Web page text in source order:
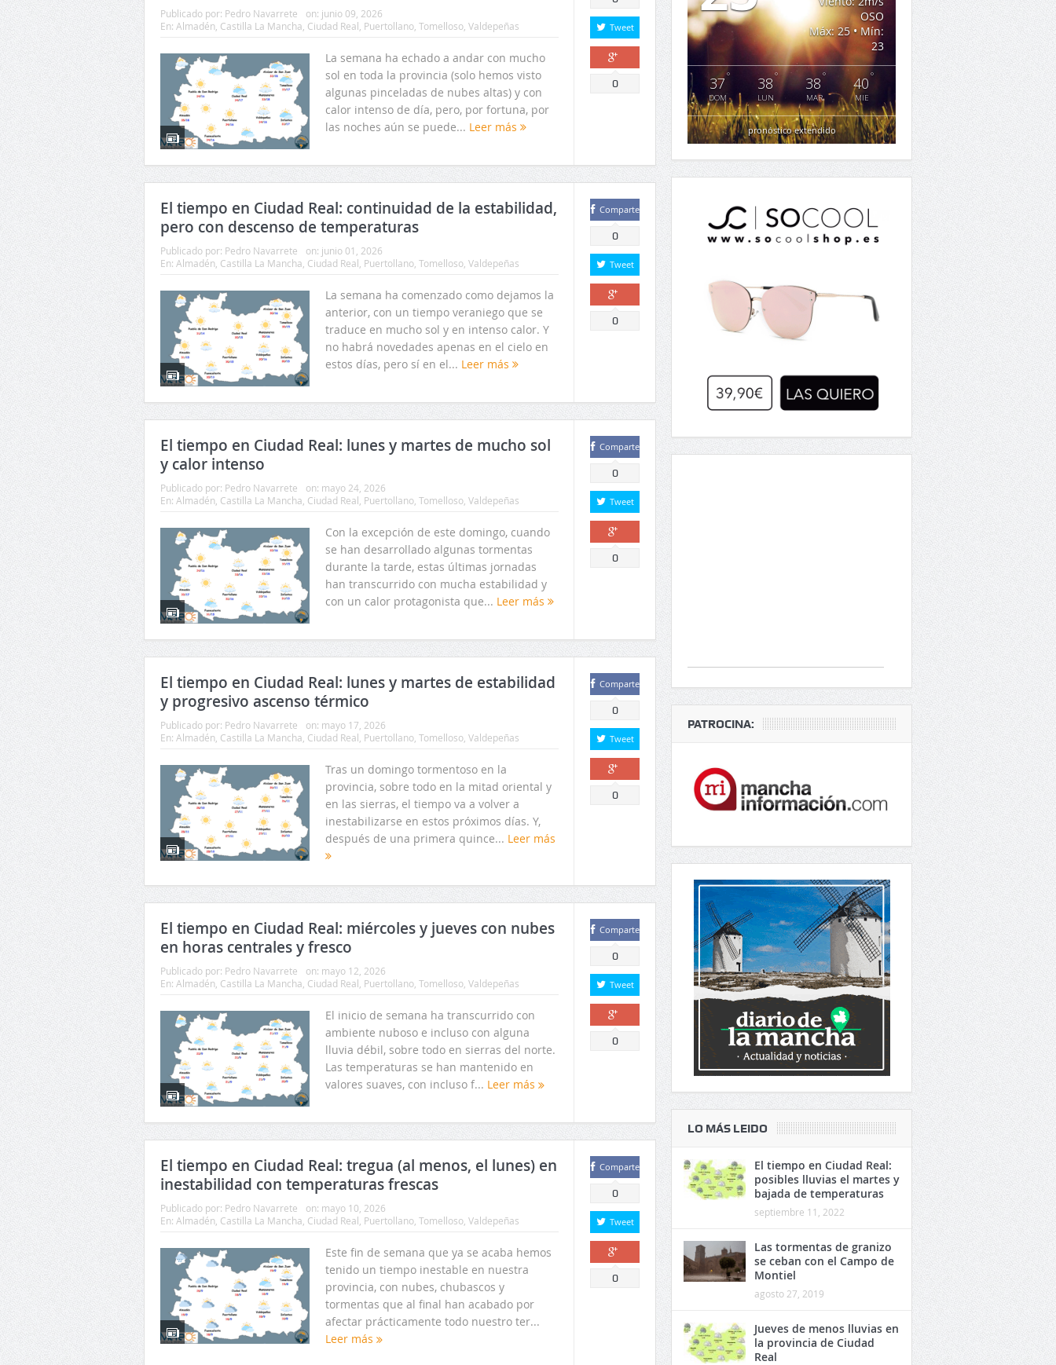
Publicado por: Pedro Navarrete on: junio 09, 2026
En: Almadén Castilla La Mancha Ciudad Real Puertollano Tomelloso Valdepeñas
La semana ha echado a andar con mucho
sol en toda la provincia (solo hemos visto
algunas pinceladas de nubes altas) y con
calor intenso de día, pero, por fortuna, por
las noches aún se puede... Leer más
Tweet
Comparte
0
El tiempo en Ciudad Real: continuidad de la estabilidad,
pero con descenso de temperaturas
Publicado por: Pedro Navarrete on: junio 01, 2026
En: Almadén Castilla La Mancha Ciudad Real Puertollano Tomelloso Valdepeñas
La semana ha comenzado como dejamos la
anterior, con un tiempo veraniego que se
traduce en mucho sol y en intenso calor. Y
no habrá novedades apenas en el cielo en
estos días, pero sí en el... Leer más
Comparte
0
Tweet
Comparte
0
El tiempo en Ciudad Real: lunes y martes de mucho sol
y calor intenso
Publicado por: Pedro Navarrete on: mayo 24, 2026
En: Almadén Castilla La Mancha Ciudad Real Puertollano Tomelloso Valdepeñas
Con la excepción de este domingo, cuando
se han desarrollado algunas tormentas
durante la tarde, estas últimas jornadas
han transcurrido con mucha estabilidad y
con un calor protagonista que... Leer más
Comparte
0
Tweet
Comparte
0
El tiempo en Ciudad Real: lunes y martes de estabilidad
y progresivo ascenso térmico
Publicado por: Pedro Navarrete on: mayo 17, 2026
En: Almadén Castilla La Mancha Ciudad Real Puertollano Tomelloso Valdepeñas
Tras un domingo tormentoso en la
provincia, sobre todo en la mitad oriental y
en las sierras, el tiempo va a volver a
inestabilizarse en estos próximos días. Y,
después de una primera quince... Leer más
Comparte
0
Tweet
Comparte
0
El tiempo en Ciudad Real: miércoles y jueves con nubes
en horas centrales y fresco
Publicado por: Pedro Navarrete on: mayo 12, 2026
En: Almadén, Castilla La Mancha, Ciudad Real, Puertollano, Tomelloso, Valdepeñas
El inicio de semana ha transcurrido con
ambiente nuboso e incluso con alguna
lluvia débil, sobre todo en sierras del norte.
Las temperaturas se han mantenido en
valores suaves, con incluso f... Leer más
Comparte
0
Tweet
Comparte
0
El tiempo en Ciudad Real: tregua (al menos, el lunes) en
inestabilidad con temperaturas frescas
Publicado por: Pedro Navarrete on: mayo 10, 2026
En: Almadén, Castilla La Mancha, Ciudad Real, Puertollano, Tomelloso, Valdepeñas
Este fin de semana que ya se acaba hemos
tenido un tiempo inestable en nuestra
provincia, con nubes, chubascos y
tormentas que al final han acabado por
afectar prácticamente todo nuestro ter...
Leer más
Comparte
0
Tweet
Comparte
0
OSO
Máx: 25 • Mín:
23
37°
DOM
38°
LUN
38°
MAR
40°
MIE
pronóstico extendido
PATROCINA:
LO MÁS LEIDO
El tiempo en Ciudad Real:
posibles lluvias el martes y
bajada de temperaturas
septiembre 11, 2022
Las tormentas de granizo
se ceban con el Campo de
Montiel
agosto 27, 2019
Jueves de menos lluvias en
la provincia de Ciudad
Real